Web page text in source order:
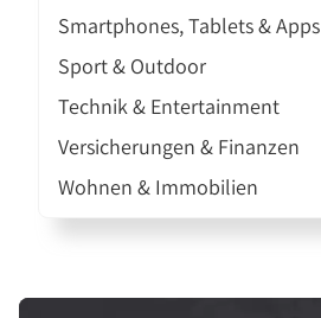
Smartphones, Tablets & Apps
Sport & Outdoor
Technik & Entertainment
Versicherungen & Finanzen
Wohnen & Immobilien